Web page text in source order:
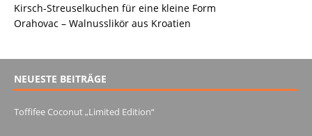
Kirsch-Streuselkuchen für eine kleine Form
Orahovac – Walnusslikör aus Kroatien
NEUESTE BEITRÄGE
Toffifee Coconut „Limited Edition“